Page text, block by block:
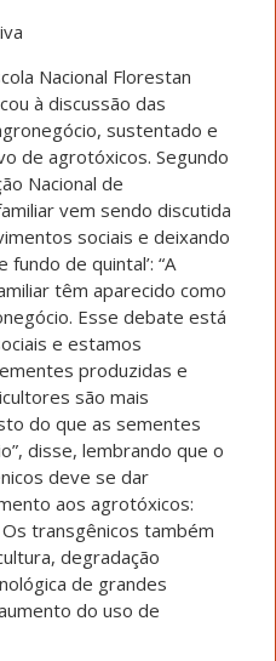
Nacional Florestan
à discussão das
sustentado e
de agrotóxicos. Segundo
Nacional de
vem sendo discutida
sociais e deixando
de quintal’: “A
têm aparecido como
Esse debate está
e estamos
produzidas e
são mais
do que as sementes
disse, lembrando que o
deve se dar
aos agrotóxicos:
transgênicos também
degradação
de grandes
do uso de